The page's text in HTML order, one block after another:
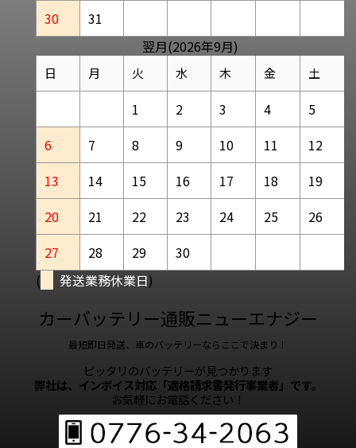
30
31
翌月(2026年9月)
日 月 火 水 木 金 土
1 2 3 4
5
6
7 8 9 10 11
12
13
14 15 16 17 18
19
20
21 22 23 24 25
26
27
28 29
30
(
発送業務休業日)
カーバッテリー通販ニューエナジー
最短即日発送、車のバッテリーならここで決まり！
ピッタリのバッテリーが見つかります
弊社は、インボイス対応「適格請求書発行事業者」です。
お気軽にお電話ください！